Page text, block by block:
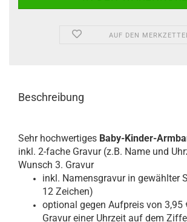
AUF DEN
Beschreibung
Sehr hochwertiges Baby-Kinder-
inkl. 2-fache Gravur (z.B. Name und
Wunsch 3. Gravur
inkl. Namensgravur in gewählter
12 Zeichen)
optional gegen Aufpreis von 3,95
Gravur einer Uhrzeit auf dem